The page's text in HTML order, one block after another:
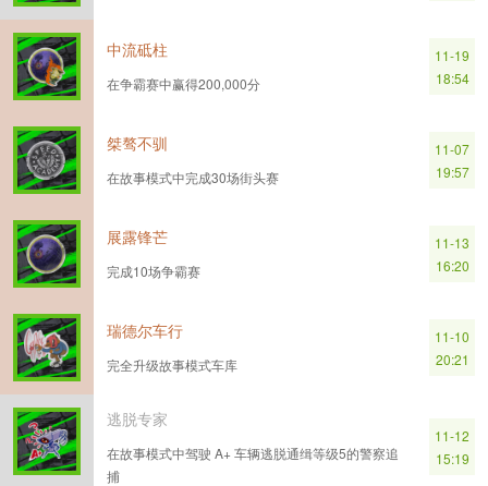
中流砥柱
在争霸赛中赢得200,000分
11-19
18:54
桀骜不驯
在故事模式中完成30场街头赛
11-07
19:57
展露锋芒
完成10场争霸赛
11-13
16:20
瑞德尔车行
完全升级故事模式车库
11-10
20:21
逃脱专家
在故事模式中驾驶 A+ 车辆逃脱通缉等级5的警察追
捕
11-12
15:19